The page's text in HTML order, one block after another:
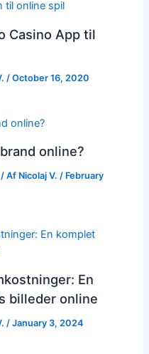
Casino App til
/October 16, 2020
online?
/ Af Nicolaj V./ February
En
billeder online
/January 3, 2024